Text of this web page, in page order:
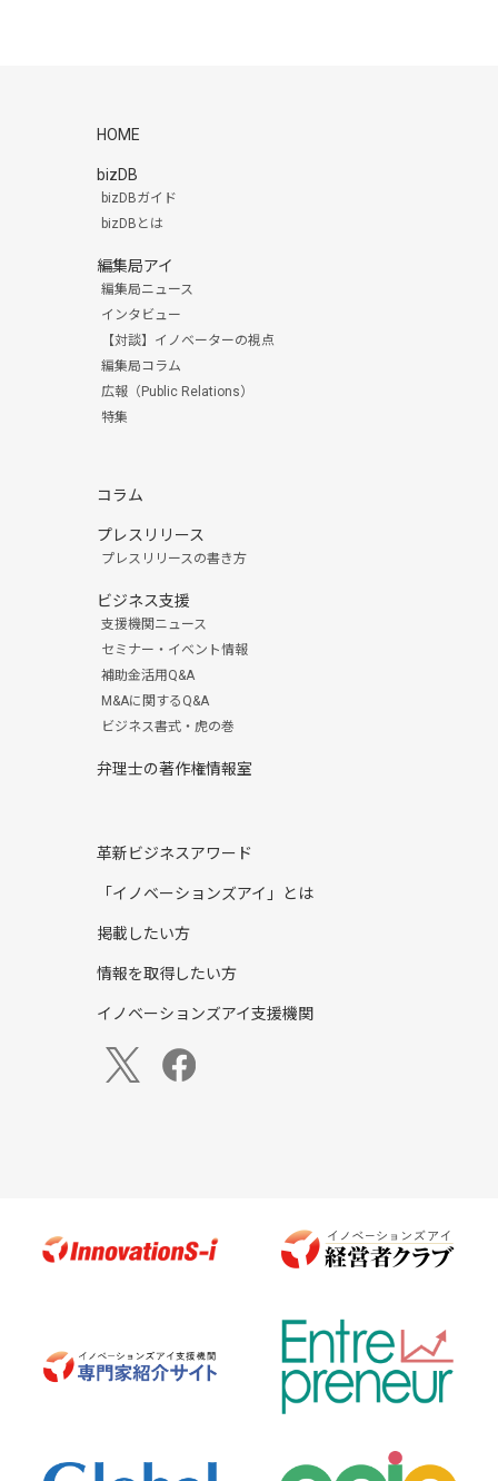
HOME
bizDB
bizDBガイド
bizDBとは
編集局アイ
編集局ニュース
インタビュー
【対談】イノベーターの視点
編集局コラム
広報（Public Relations）
特集
コラム
プレスリリース
プレスリリースの書き方
ビジネス支援
支援機関ニュース
セミナー・イベント情報
補助金活用Q&A
M&Aに関するQ&A
ビジネス書式・虎の巻
弁理士の著作権情報室
革新ビジネスアワード
「イノベーションズアイ」とは
掲載したい方
情報を取得したい方
イノベーションズアイ支援機関